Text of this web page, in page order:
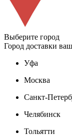
Выберите город
Город доставки
Уфа
Москва
Санкт-
Челябинск
Тольятти